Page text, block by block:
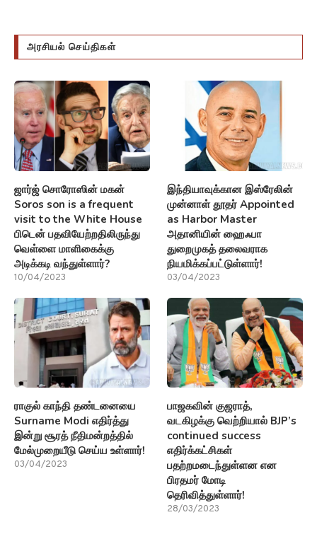
அரசியல் செய்திகள்
ஜார்ஜ் சொரோஸின் மகன்
Soros son is a frequent
visit to the White House
பிடென் பதவியேற்றதிலிருந்து
வெள்ளை மாளிகைக்கு
அடிக்கடி வந்துள்ளார்?
10/04/2023
இந்தியாவுக்கான இஸ்ரேலின்
முன்னாள் தூதர் Appointed
as Harbor Master
அதானியின் ஹைஃபா
துறைமுகத் தலைவராக
நியமிக்கப்பட்டுள்ளார்!
03/04/2023
ராகுல் காந்தி தண்டனையை
Surname Modi எதிர்த்து
இன்று சூரத் நீதிமன்றத்தில்
மேல்முறையீடு செய்ய உள்ளார்!
03/04/2023
பாஜகவின் குஜராத்,
வடகிழக்கு வெற்றியால் BJP’s
continued success
எதிர்க்கட்சிகள்
பதற்றமடைந்துள்ளன என
பிரதமர் மோடி
தெரிவித்துள்ளார்!
28/03/2023